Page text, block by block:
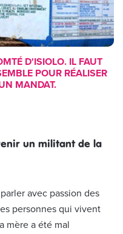
D'ISIOLO. IL FAUT
POUR RÉALISER
MANDAT.
un militant de la
avec passion des
personnes qui vivent
mère a été mal